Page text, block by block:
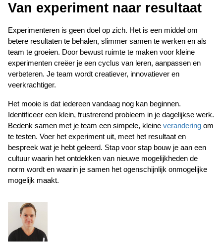
Van experiment naar resultaat
Experimenteren is geen doel op zich. Het is een middel om
betere resultaten te behalen, slimmer samen te werken en als
team te groeien. Door bewust ruimte te maken voor kleine
experimenten creëer je een cyclus van leren, aanpassen en
verbeteren. Je team wordt creatiever, innovatiever en
veerkrachtiger.
Het mooie is dat iedereen vandaag nog kan beginnen.
Identificeer een klein, frustrerend probleem in je dagelijkse werk.
Bedenk samen met je team een simpele, kleine verandering om
te testen. Voer het experiment uit, meet het resultaat en
bespreek wat je hebt geleerd. Stap voor stap bouw je aan een
cultuur waarin het ontdekken van nieuwe mogelijkheden de
norm wordt en waarin je samen het ogenschijnlijk onmogelijke
mogelijk maakt.